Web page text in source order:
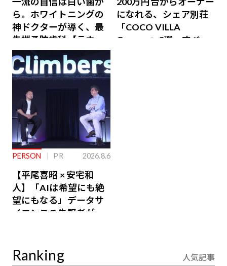
ら。ホワイトニングの
神ドクターが導く、最
先端予防歯科【ラウン
ジ会員特典あり】
になれる、シェア別荘
「COCO VILLA
Owners」3選。すべて
PERSON PR 2026.8.6
【平尾喜昭 × 安宅和
人】「AIは希望にも絶
望にもなる」データサ
イエンスの先駆者が語
Ranking 人気記事